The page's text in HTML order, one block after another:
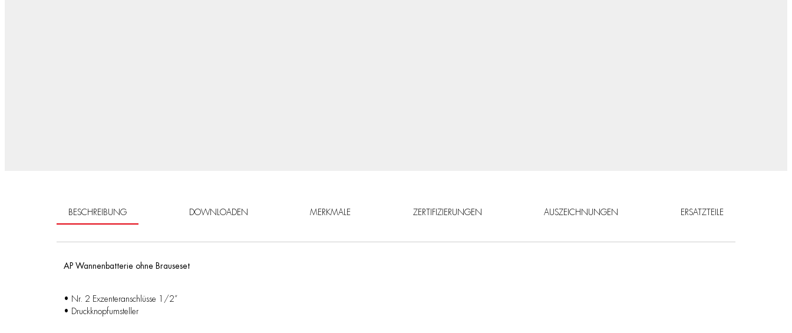
BESCHREIBUNG DOWNLOADEN MERKMALE ZERTIFIZIERUNGEN AUSZEICHNUNGEN ERSATZTEILE
AP Wannenbatterie ohne Brauseset
• Nr. 2 Exzenteranschlüsse 1/2”
• Druckknopfumsteller